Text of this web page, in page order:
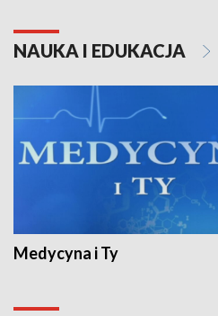
NAUKA I EDUKACJA
Medycyna i Ty